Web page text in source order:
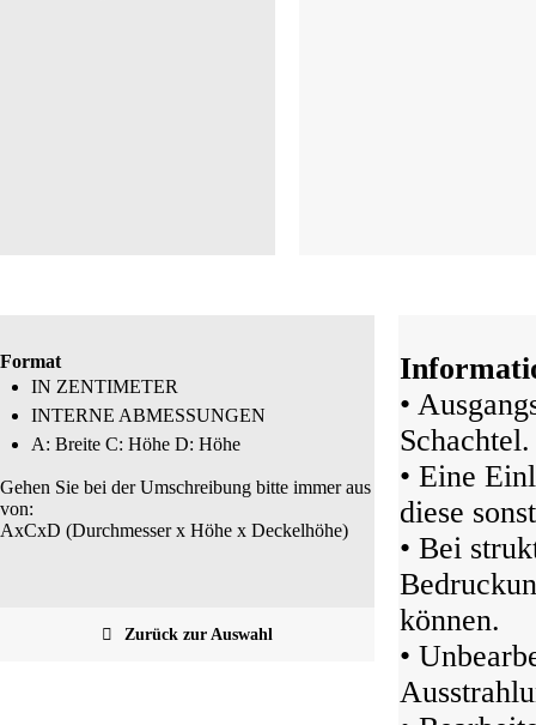
Format
IN ZENTIMETER
INTERNE ABMESSUNGEN
A: Breite C: Höhe D: Höhe
Gehen Sie bei der Umschreibung bitte immer aus
von:
AxCxD (Durchmesser x Höhe x Deckelhöhe)
Zurück zur Auswahl
•
Schachtel.
• Eine
diese
• Bei
können.
•